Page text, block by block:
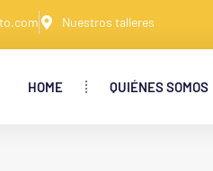
Nuestros talleres
HOME QUIÉNES SOMOS